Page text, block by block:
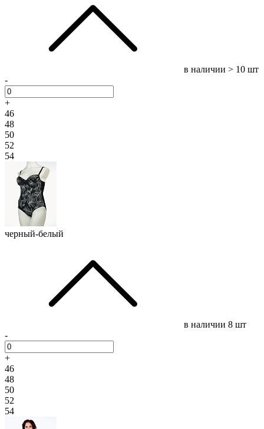
в наличии > 10 шт
-
+
46
48
50
52
54
черный-белый
в наличии 8 шт
-
+
46
48
50
52
54